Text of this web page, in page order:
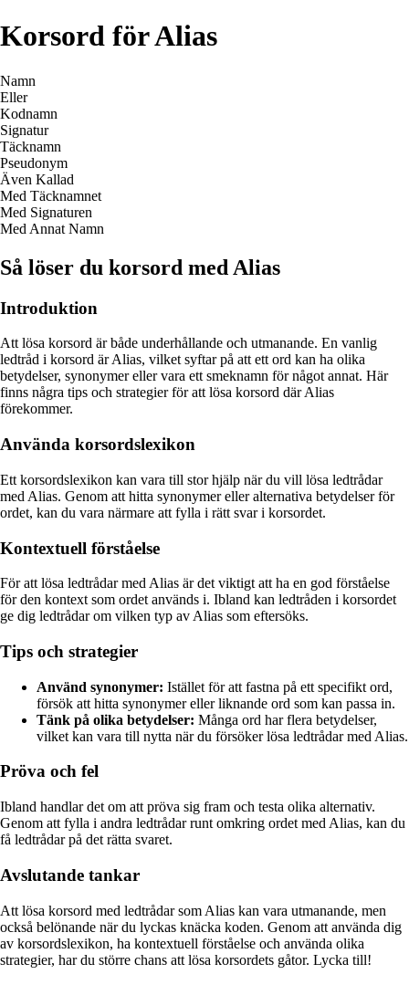
Korsord för Alias
Namn
Eller
Kodnamn
Signatur
Täcknamn
Pseudonym
Även Kallad
Med Täcknamnet
Med Signaturen
Med Annat Namn
Så löser du korsord med Alias
Introduktion
Att lösa korsord är både underhållande och utmanande. En vanlig
ledtråd i korsord är Alias, vilket syftar på att ett ord kan ha olika
betydelser, synonymer eller vara ett smeknamn för något annat. Här
finns några tips och strategier för att lösa korsord där Alias
förekommer.
Använda korsordslexikon
Ett korsordslexikon kan vara till stor hjälp när du vill lösa ledtrådar
med Alias. Genom att hitta synonymer eller alternativa betydelser för
ordet, kan du vara närmare att fylla i rätt svar i korsordet.
Kontextuell förståelse
För att lösa ledtrådar med Alias är det viktigt att ha en god förståelse
för den kontext som ordet används i. Ibland kan ledtråden i korsordet
ge dig ledtrådar om vilken typ av Alias som eftersöks.
Tips och strategier
Använd synonymer: Istället för att fastna på ett specifikt ord,
försök att hitta synonymer eller liknande ord som kan passa in.
Tänk på olika betydelser: Många ord har flera betydelser,
vilket kan vara till nytta när du försöker lösa ledtrådar med Alias.
Pröva och fel
Ibland handlar det om att pröva sig fram och testa olika alternativ.
Genom att fylla i andra ledtrådar runt omkring ordet med Alias, kan du
få ledtrådar på det rätta svaret.
Avslutande tankar
Att lösa korsord med ledtrådar som Alias kan vara utmanande, men
också belönande när du lyckas knäcka koden. Genom att använda dig
av korsordslexikon, ha kontextuell förståelse och använda olika
strategier, har du större chans att lösa korsordets gåtor. Lycka till!